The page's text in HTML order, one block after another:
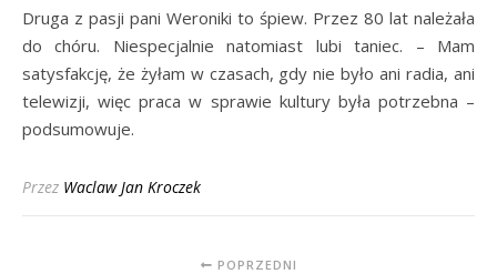
Druga z pasji pani Weroniki to śpiew. Przez 80 lat należała
do chóru. Niespecjalnie natomiast lubi taniec. – Mam
satysfakcję, że żyłam w czasach, gdy nie było ani radia, ani
telewizji, więc praca w sprawie kultury była potrzebna –
podsumowuje.
Przez Waclaw Jan Kroczek
POPRZEDNI